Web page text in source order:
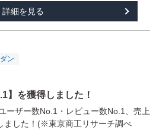
詳細を見る
】を獲得しました！
ーザー数No.1・レビュー数No.1、売上
ました！(※東京商工リサーチ調べ